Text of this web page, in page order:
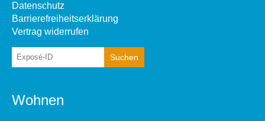
Datenschutz
Barrierefreiheitserklärung
Vertrag widerrufen
Wohnen